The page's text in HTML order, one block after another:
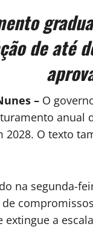
de até
– O
anual
2028. O texto
na segunda-
extingue a